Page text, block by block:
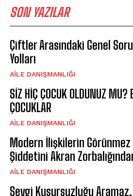
SON YAZILAR
Çiftler Arasındaki Genel
Yolları
AILE DANIŞMANLIĞI
SİZ HİÇ ÇOCUK OLDUNUZ MU?
ÇOCUKLAR
AILE DANIŞMANLIĞI
Modern İlişkilerin Görünmez
Şiddetini Akran
AILE DANIŞMANLIĞI
Sevgi Kusursuzluğu